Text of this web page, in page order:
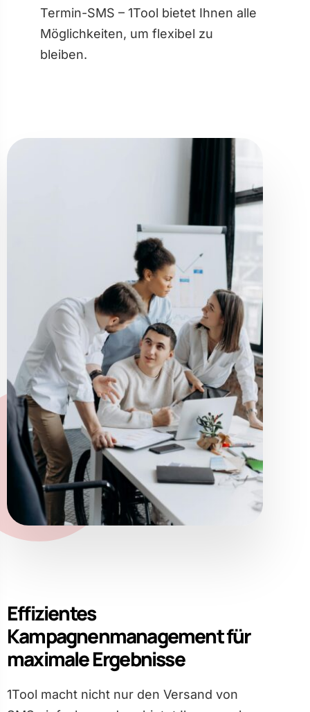
Termin-SMS – 1Tool bietet Ihnen alle
Möglichkeiten, um flexibel zu
bleiben.
Effizientes
Kampagnenmanagement für
maximale Ergebnisse
1Tool macht nicht nur den Versand von